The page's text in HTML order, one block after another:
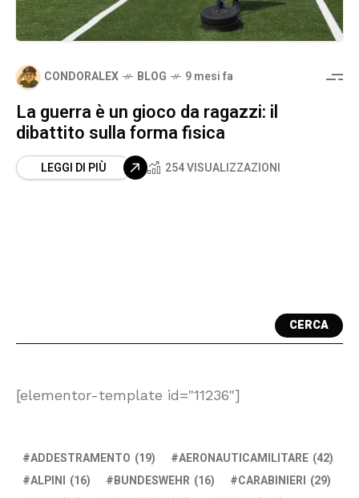
CONDORALEX BLOG 9 mesi fa
La guerra è un gioco da ragazzi: il
dibattito sulla forma fisica
LEGGI DI PIÙ 254 VISUALIZZAZIONI
CERCA
[elementor-template id="11236"]
ADDESTRAMENTO (19) AERONAUTICAMILITARE (42)
ALPINI (16) BUNDESWEHR (16) CARABINIERI (29)